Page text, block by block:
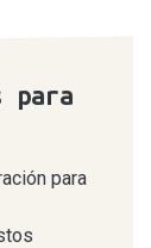
para
para